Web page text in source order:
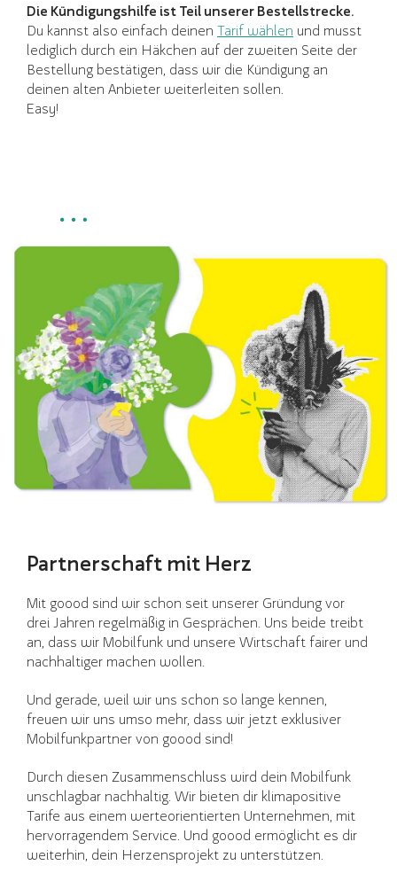
Die Kündigungshilfe ist Teil unserer Bestellstrecke.
Du kannst also einfach deinen Tarif wählen und musst
lediglich durch ein Häkchen auf der zweiten Seite der
Bestellung bestätigen, dass wir die Kündigung an
deinen alten Anbieter weiterleiten sollen.
Easy!
Partnerschaft mit Herz
Mit goood sind wir schon seit unserer Gründung vor
drei Jahren regelmäßig in Gesprächen. Uns beide treibt
an, dass wir Mobilfunk und unsere Wirtschaft fairer und
nachhaltiger machen wollen.
Und gerade, weil wir uns schon so lange kennen,
freuen wir uns umso mehr, dass wir jetzt exklusiver
Mobilfunkpartner von goood sind!
Durch diesen Zusammenschluss wird dein Mobilfunk
unschlagbar nachhaltig. Wir bieten dir klimapositive
Tarife aus einem werteorientierten Unternehmen, mit
hervorragendem Service. Und goood ermöglicht es dir
weiterhin, dein Herzensprojekt zu unterstützen.